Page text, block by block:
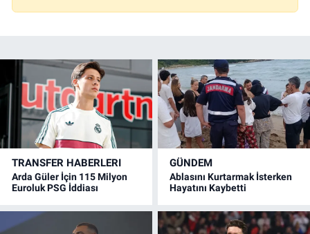
TRANSFER HABERLERI
Arda Güler İçin 115 Milyon
Euroluk PSG İddiası
GÜNDEM
Ablasını Kurtarmak İsterken
Hayatını Kaybetti